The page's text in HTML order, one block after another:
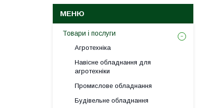
Товари і послуги
Агротехніка
Навісне обладнання для
агротехніки
Промислове обладнання
Будівельне обладнання